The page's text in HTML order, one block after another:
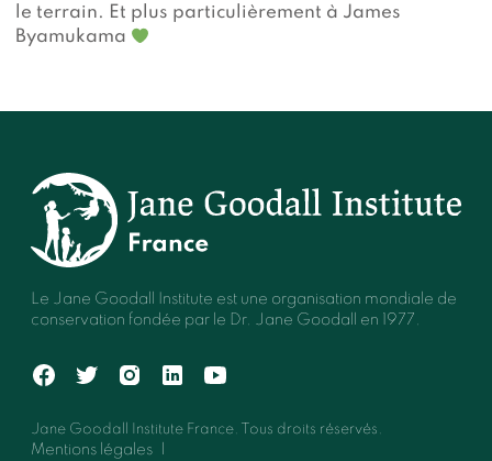
le terrain. Et plus particulièrement à James
Byamukama
Le Jane Goodall Institute est une organisation mondiale de
conservation fondée par le Dr. Jane Goodall en 1977.
Jane Goodall Institute France. Tous droits réservés.
Mentions légales